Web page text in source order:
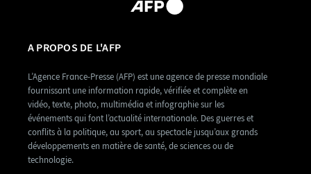
A PROPOS DE L'AFP
L’Agence France-Presse (AFP) est une agence de presse mondiale
fournissant une information rapide, vérifiée et complète en
vidéo, texte, photo, multimédia et infographie sur les
événements qui font l’actualité internationale. Des guerres et
conflits à la politique, au sport, au spectacle jusqu’aux grands
développements en matière de santé, de sciences ou de
technologie.